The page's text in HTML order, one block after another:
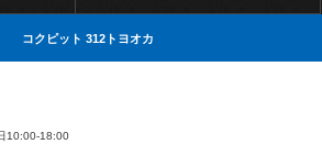
コクピット 312トヨオカ
10:00-18:00